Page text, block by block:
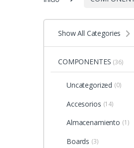
Show All Categories
COMPONENTES (36)
Uncategorized (0)
Accesorios (14)
Almacenamiento (1)
Boards (3)